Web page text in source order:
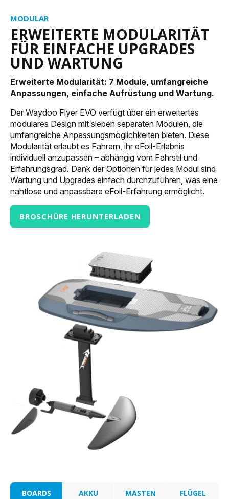
MODULAR
ERWEITERTE MODULARITÄT
FÜR EINFACHE UPGRADES
UND WARTUNG
Erweiterte Modularität: 7 Module, umfangreiche
Anpassungen, einfache Aufrüstung und Wartung.
Der Waydoo Flyer EVO verfügt über ein erweitertes
modulares Design mit sieben separaten Modulen, die
umfangreiche Anpassungsmöglichkeiten bieten. Diese
Modularität erlaubt es Fahrern, ihr eFoil-Erlebnis
individuell anzupassen – abhängig vom Fahrstil und
Erfahrungsgrad. Dank der Optionen für jedes Modul sind
Wartung und Upgrades einfach durchzuführen, was eine
nahtlose und anpassbare eFoil-Erfahrung ermöglicht.
BROSCHÜRE HERUNTERLADEN
BOARDS AKKU MASTEN FLÜGEL